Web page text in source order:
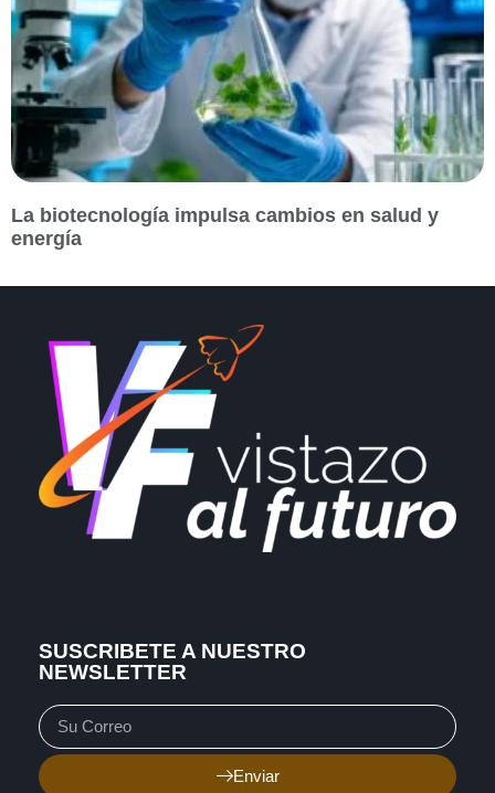
La biotecnología impulsa cambios en salud y
energía
SUSCRIBETE A NUESTRO
NEWSLETTER
Enviar